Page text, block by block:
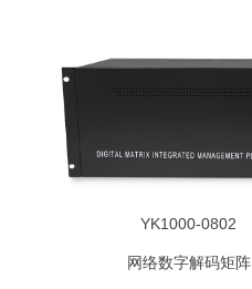
YK1000-0802
网络数字解码矩阵